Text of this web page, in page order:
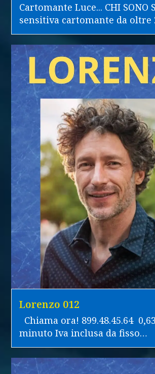
Cartomante Luce... CHI SONO
sensitiva cartomante da oltre
Lorenzo 012
Chiama ora! 899.48.45.64
minuto Iva inclusa da fisso…